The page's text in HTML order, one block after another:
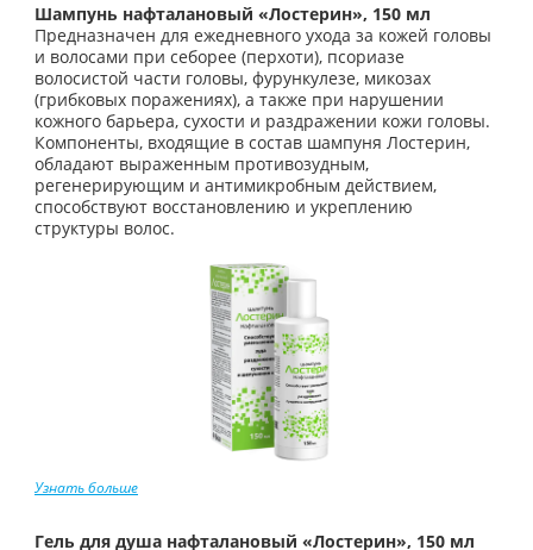
Шампунь нафталановый «Лостерин», 150 мл
Предназначен для ежедневного ухода за кожей головы
и волосами при себорее (перхоти), псориазе
волосистой части головы, фурункулезе, микозах
(грибковых поражениях), а также при нарушении
кожного барьера, сухости и раздражении кожи головы.
Компоненты, входящие в состав шампуня Лостерин,
обладают выраженным противозудным,
регенерирующим и антимикробным действием,
способствуют восстановлению и укреплению
структуры волос.
Узнать больше
Гель для душа нафталановый «Лостерин», 150 мл